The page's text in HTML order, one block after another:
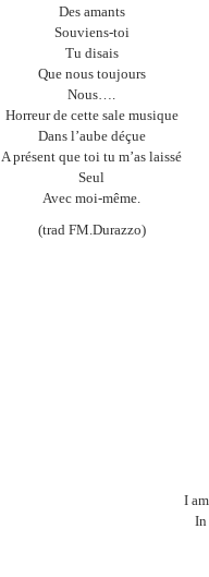
Des amants
Souviens-toi
Tu disais
Que nous toujours
Nous….
Horreur de cette sale musique
Dans l’aube déçue
A présent que toi tu m’as laissé
Seul
Avec moi-même.
(trad FM.Durazzo)
I
In